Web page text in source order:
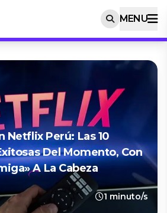
MENU
Netflix Perú: Las 10
Del Momento, Con
A La Cabeza
1 minuto/s